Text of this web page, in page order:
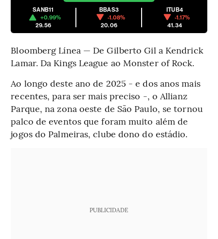
SANB11
+0.99%
29.56
BBAS3
-1.08%
20.06
ITUB4
-1.17%
41.34
Bloomberg Línea — De Gilberto Gil a Kendrick
Lamar. Da Kings League ao Monster of Rock.
Ao longo deste ano de 2025 - e dos anos mais
recentes, para ser mais preciso -, o Allianz
Parque, na zona oeste de São Paulo, se tornou
palco de eventos que foram muito além de
jogos do Palmeiras, clube dono do estádio.
PUBLICIDADE